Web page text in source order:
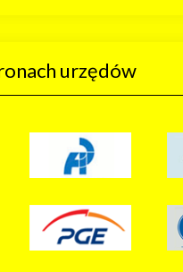
urzędów